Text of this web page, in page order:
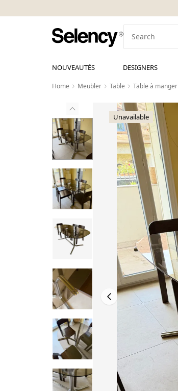
NOUVEAUTÉS DESIGNERS
Home Meubler Table Table à manger
Unavailable